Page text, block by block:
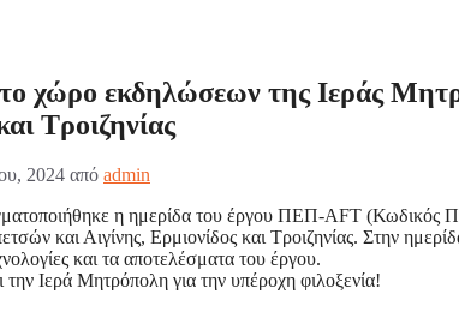
χώρο εκδηλώσεων της Ιεράς
Τροιζηνίας
2024 από admin
η ημερίδα του έργου ΠΕΠ-AFT
και Αιγίνης, Ερμιονίδος και Τροιζηνίας. Στην
και τα αποτελέσματα του έργου.
Ιερά Μητρόπολη για την υπέροχη φιλοξενία!